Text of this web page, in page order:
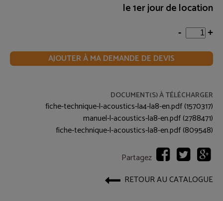
le 1er jour de location
- +
AJOUTER À MA DEMANDE DE DEVIS
DOCUMENT(S) À TÉLÉCHARGER
fiche-technique-l-acoustics-la4-la8-en.pdf (1570317)
manuel-l-acoustics-la8-en.pdf (2788471)
fiche-technique-l-acoustics-la8-en.pdf (809548)
Partagez
RETOUR AU CATALOGUE